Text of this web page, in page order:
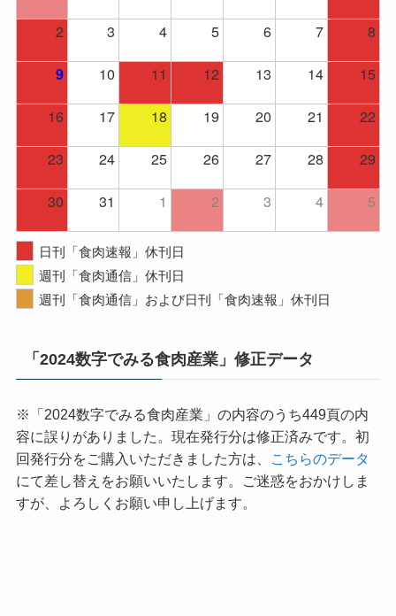
2
3 4 5 6 7 8
9 10 11 12 13 14
15
16
17 18 19 20 21
22
23
24 25 26 27 28
29
30
31 1 2 3 4 5
日刊「食肉速報」休刊日
週刊「食肉通信」休刊日
週刊「食肉通信」および日刊「食肉速報」休刊日
「2024数字でみる食肉産業」修正データ
※「2024数字でみる食肉産業」の内容のうち449頁の内
容に誤りがありました。現在発行分は修正済みです。初
回発行分をご購入いただきました方は、
こちらのデータ
にて差し替えをお願いいたします。ご迷惑をおかけしま
すが、よろしくお願い申し上げます。